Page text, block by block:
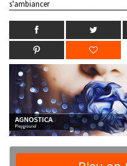
s'ambiancer